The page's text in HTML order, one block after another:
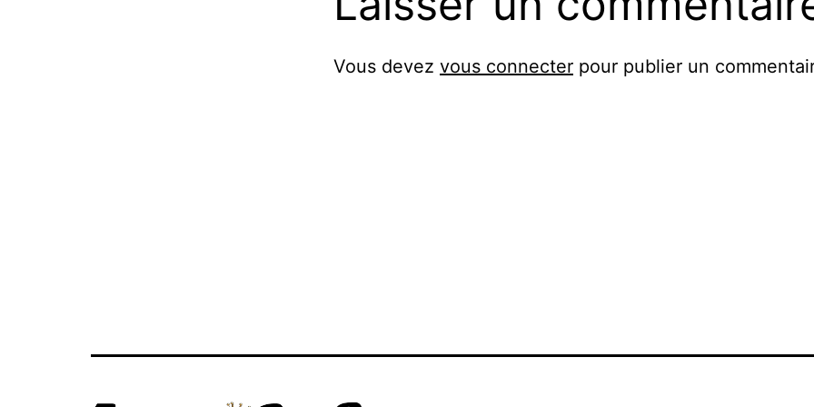
Vous devez vous connecter pour publier un